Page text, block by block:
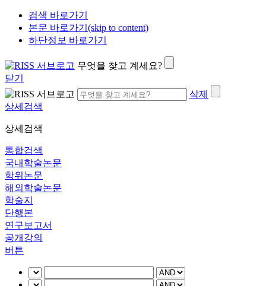
검색 바로가기
본문 바로가기(skip to content)
하단정보 바로가기
무엇을 찾고 계세요?
닫기
삭제
상세검색
상세검색
통합검색
국내학술논문
학위논문
해외학술논문
학술지
단행본
연구보고서
공개강의
버튼